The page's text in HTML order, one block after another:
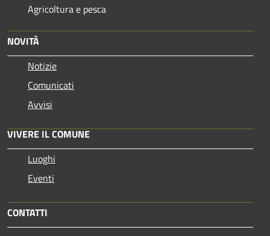
Agricoltura e pesca
NOVITÀ
Notizie
Comunicati
Avvisi
VIVERE IL COMUNE
Luoghi
Eventi
CONTATTI